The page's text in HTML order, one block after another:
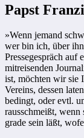
Papst
»Wenn jemand
wer bin ich, über
Pressegespräch
mitreisenden
ist, möchten wir sie
Vereins, dessen
bedingt, oder evtl.
rausschmeißt,
grade sein läßt,